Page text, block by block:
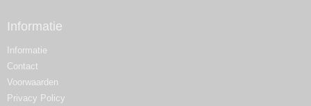
Informatie
Informatie
Contact
Voorwaarden
Privacy Policy